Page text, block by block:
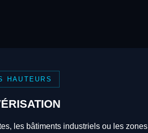
HAUTEURS
les bâtiments industriels ou les zones